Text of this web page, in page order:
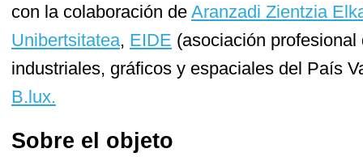
con la colaboración de Aranzadi Zientzia
Unibertsitatea, EIDE (asociación
industriales, gráficos y espaciales del País
B.lux.
Sobre el objeto